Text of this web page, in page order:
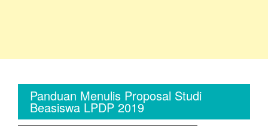
Panduan Menulis Proposal Studi
Beasiswa LPDP 2019